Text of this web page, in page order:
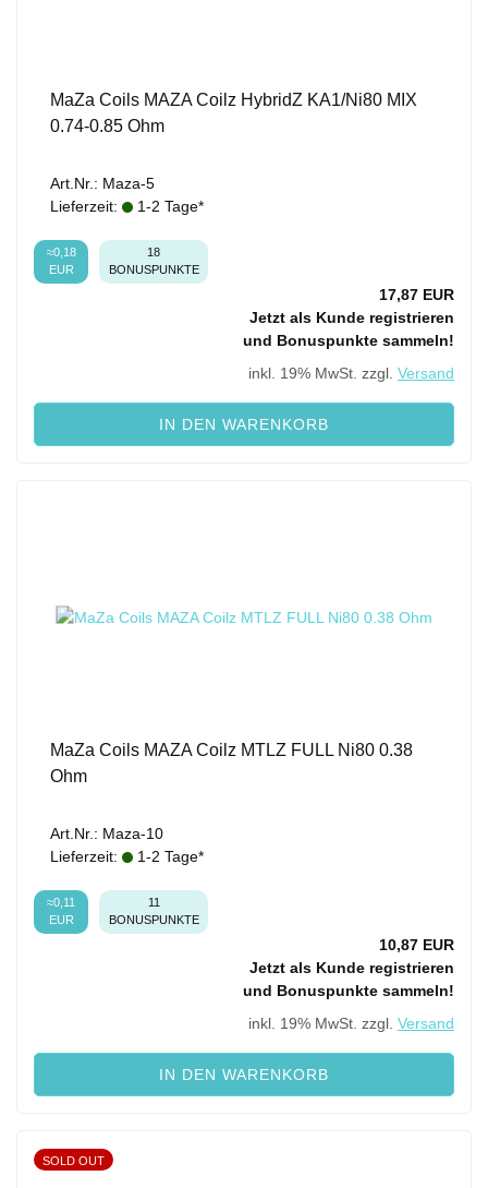
MaZa Coils MAZA Coilz HybridZ KA1/Ni80 MIX
0.74-0.85 Ohm
Art.Nr.: Maza-5
Lieferzeit:
1-2 Tage*
18
BONUSPUNKTE
≈0,18
EUR
17,87 EUR
Jetzt als Kunde registrieren
und Bonuspunkte sammeln!
inkl. 19% MwSt. zzgl. Versand
IN DEN WARENKORB
MaZa Coils MAZA Coilz MTLZ FULL Ni80 0.38
Ohm
Art.Nr.: Maza-10
Lieferzeit:
1-2 Tage*
11
BONUSPUNKTE
≈0,11
EUR
10,87 EUR
Jetzt als Kunde registrieren
und Bonuspunkte sammeln!
inkl. 19% MwSt. zzgl. Versand
IN DEN WARENKORB
SOLD OUT